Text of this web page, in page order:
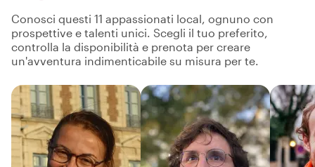
Conosci questi 11 appassionati local, ognuno con
prospettive e talenti unici. Scegli il tuo preferito,
controlla la disponibilità e prenota per creare
un'avventura indimenticabile su misura per te.